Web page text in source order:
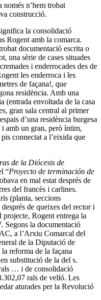
només n’hem trobat
construcció.
la consolidació
Rogent amb la comarca.
documentació escrita o
una sèrie de cases situades
i enderrocades des de
les enderroca i les
de façana!, que
residència. Amb una
(entrada envoltada de la casa
gran sala central al primer
d’una residència burgesa
amb un gran, però íntim,
connectat a l’eixida que
de la Diócesis de
“Proyecto de terminación de
en mal estat després de
del francès i carlines.
(planta, seccions
de queixes del rector i
Rogent entrega la
Segons la documentació
a l’Arxiu Comarcal del
de la Diputació de
reforma de la façana
substitució de la del s.
… i de consolidació
rals de velló. Les
aturades per la Revolució